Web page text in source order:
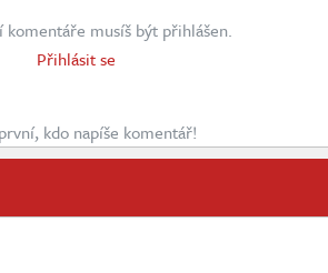
komentáře musíš být přihlášen.
Přihlásit se
kdo napíše komentář!